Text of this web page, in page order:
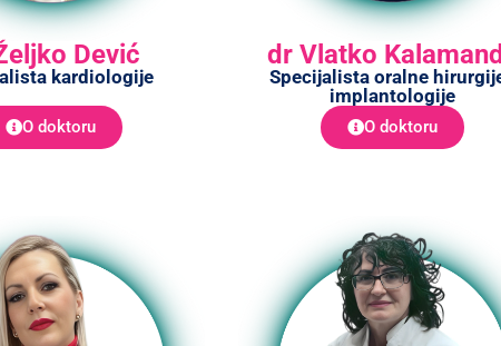
Dević
kardiologije
O doktoru
dr Vlatko
Specijalista oralne
implantologije
O doktoru